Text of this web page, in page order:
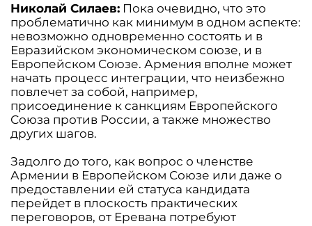
Николай Силаев: Пока очевидно, что это
проблематично как минимум в одном аспекте:
невозможно одновременно состоять и в
Евразийском экономическом союзе, и в
Европейском Союзе. Армения вполне может
начать процесс интеграции, что неизбежно
повлечет за собой, например,
присоединение к санкциям Европейского
Союза против России, а также множество
других шагов.
Задолго до того, как вопрос о членстве
Армении в Европейском Союзе или даже о
предоставлении ей статуса кандидата
перейдет в плоскость практических
переговоров, от Еревана потребуют